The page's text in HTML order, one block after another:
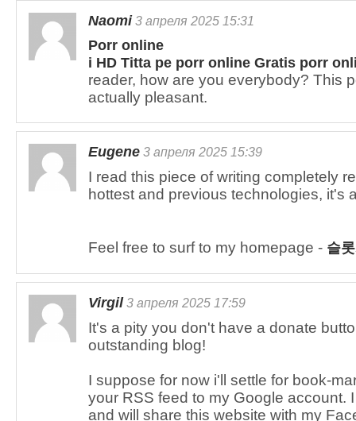
Naomi3 апреля 2025 15:31
Porr online
i HD Titta pе porr online Gratis porr
reader, how are you everybody? This
actually pleasant.
Eugene 3 апреля 2025 15:39
I read this piece of writing completely
hottest and previous technologies, it's
Feel free to surf to my homepage - 슬
Virgil3 апреля 2025 17:59
It's a pity you don't have a donate
outstanding blog!
I suppose for now i'll settle for book-
your RSS feed to my Google account.
and will share this website with my